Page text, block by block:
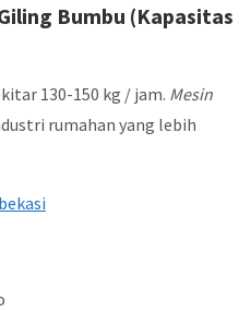
Bumbu (Kapasitas
130-150 kg / jam. Mesin
rumahan yang lebih